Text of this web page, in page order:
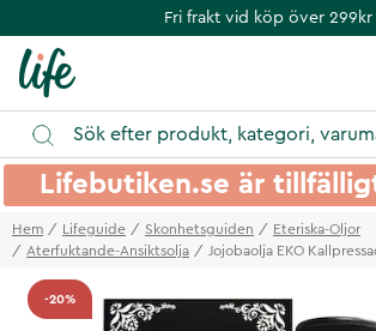
Fri frakt vid köp över 299kr
Lifebutiken.se är
Hem Lifeguide Skonhetsguiden
Eteriska-Oljor
Aterfuktande-Ansiktsolja
Jojobaolja EKO
-20%